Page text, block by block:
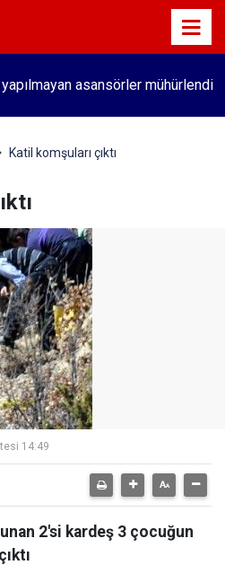
yapılmayan asansörler mühürlendi
Katil komşuları çıktı
14:49
2'si kardeş 3 çocuğun